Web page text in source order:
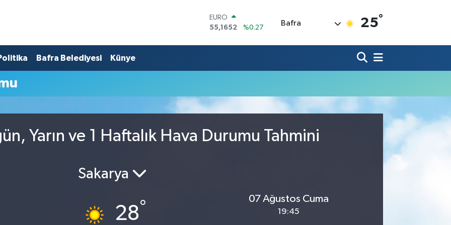
EURO
55,1652
%0.27
BITCOIN
65.130,04
47,7106
Bafra 25°
Bafra Belediyesi Künye
Yarın ve 1 Haftalık Hava Durumu Tahmini
Sakarya
28°
07 Ağustos Cuma
19:45